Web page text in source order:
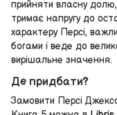
прийняти власну
тримає напругу до
характеру Персі,
богами і веде до
вирішальне значення.
Де придбати?
Замовити Персі